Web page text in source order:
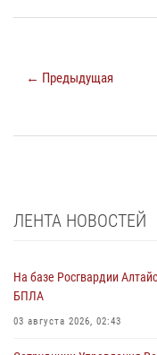
← Предыдущая
ЛЕНТА НОВОСТЕЙ
На базе Росгвардии
БПЛА
03 августа 2026, 02:43